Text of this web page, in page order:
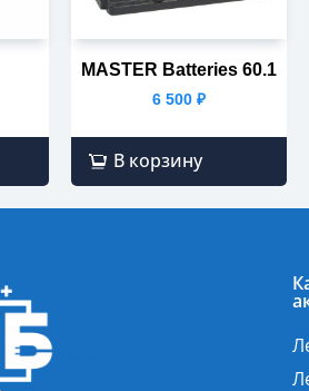
MASTER Batteries 60.1
6 500 ₽
В корзину